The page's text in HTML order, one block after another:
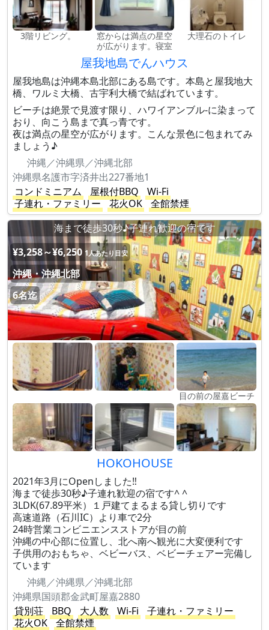
3階リビング。
窓からは満点の星空
が広がります。寝室
大理石のトイレ
屋我地島でんハウス
屋我地島は沖縄本島北部にある島です。本島と屋我地大
橋、ワルミ大橋、古宇利大橋で結ばれています。
ビーチは絶景で見渡す限り、ハワイアンブル-に染まって
おり、向こう島まで真っ青です。
夜は満点の星空が広がります。こんな景色に包まれてみ
ましょう♪
沖縄／沖縄県／沖縄北部
沖縄県名護市字済井出227番地1
コンドミニアム
屋根付BBQ
Wi-Fi
子連れ・ファミリー
花火OK
全館禁煙
海まで徒歩30秒♪子連れ歓迎の宿です
¥3,258～¥6,250 1人あたり目安
沖縄・沖縄北部
6名迄
目の前の屋嘉ビーチ
HOKOHOUSE
2021年3月にOpenしました‼︎
海まで徒歩30秒♪子連れ歓迎の宿です^ ^
3LDK(67.89平米）１戸建てまるまる貸し切りです
高速道路（石川IC）より車で2分
24時営業コンビニエンスストアが目の前
沖縄の中心部に位置し、北へ南へ観光に大変便利です
子供用のおもちゃ、ベビーバス、ベビーチェアー完備し
ています
沖縄／沖縄県／沖縄北部
沖縄県国頭郡金武町屋嘉2880
貸別荘
BBQ 大人数 Wi-Fi
子連れ・ファミリー
花火OK
全館禁煙